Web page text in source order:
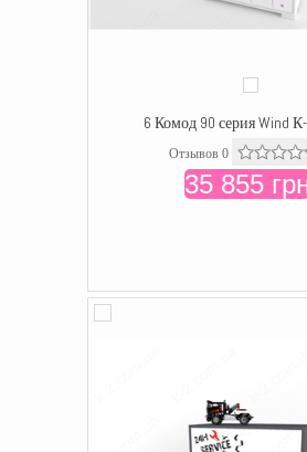
6 Комод 90 серия Wind
Отзывов 0
35 855